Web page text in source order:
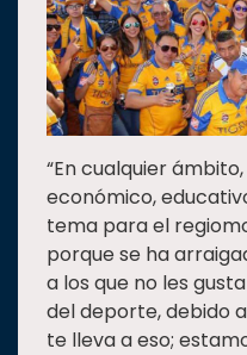
“En cualquier
económico,
tema para el
porque se ha
a los que no les
del deporte, debido
te lleva a eso;